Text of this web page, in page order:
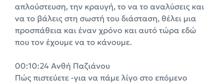
απλούστευση, την κραυγή, το να το αναλύσεις και
να το βάλεις στη σωστή του διάσταση, θέλει μια
προσπάθεια και έναν χρόνο και αυτό τώρα εδώ
που τον έχουμε να το κάνουμε.
00:10:24 Ανθή Παζιάνου
Πώς πιστεύετε -για να πάμε λίγο στο επόμενο